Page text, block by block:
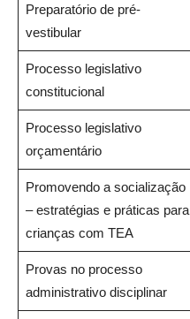
Preparatório de pré-
vestibular
Processo legislativo
constitucional
Processo legislativo
orçamentário
Promovendo a socialização
– estratégias e práticas para
crianças com TEA
Provas no processo
administrativo disciplinar